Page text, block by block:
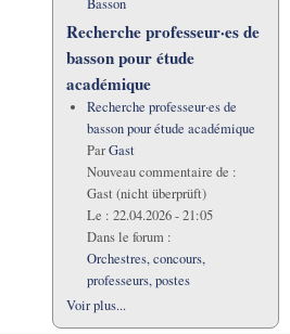
Basson
Recherche professeur·es de
basson pour étude
académique
Recherche professeur·es de
basson pour étude académique
ParGast
Nouveau commentaire de :
Gast (nicht überprüft)
Le : 22.04.2026 - 21:05
Dans le forum :
Orchestres, concours,
professeurs, postes
Voir plus...